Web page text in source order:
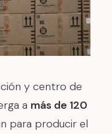
y centro de
a más de 120
para producir el